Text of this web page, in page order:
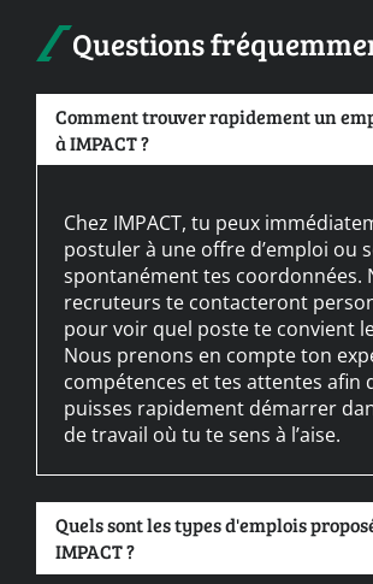
Questions
Comment trouver rapidement un
à IMPACT ?
Chez IMPACT, tu peux
postuler à une offre d’emploi ou
spontanément tes coordonnées.
recruteurs te contacteront
pour voir quel poste te convient
Nous prenons en compte ton
compétences et tes attentes afin
puisses rapidement démarrer
de travail où tu te sens à l’aise.
Quels sont les types d'emplois
IMPACT ?